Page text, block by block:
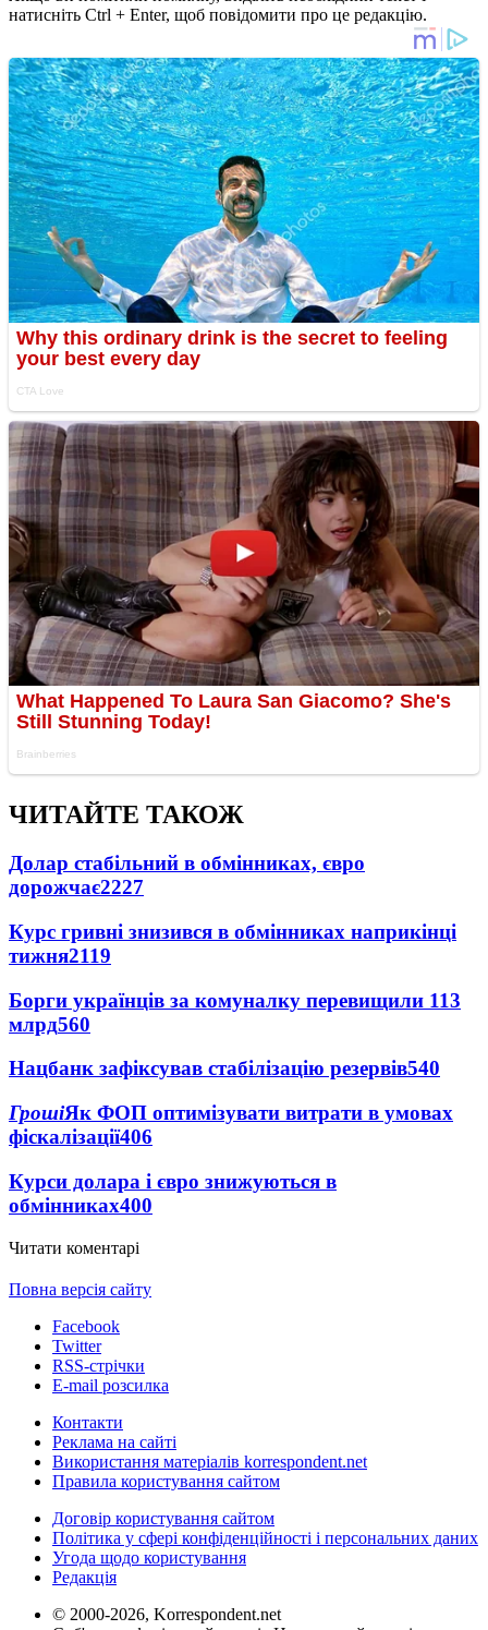
натисніть Ctrl + Enter, щоб повідомити про це редакцію.
ЧИТАЙТЕ ТАКОЖ
Долар стабільний в обмінниках, євро
дорожчає2227
Курс гривні знизився в обмінниках наприкінці
тижня2119
Борги українців за комуналку перевищили 113
млрд560
Нацбанк зафіксував стабілізацію резервів540
ГрошіЯк ФОП оптимізувати витрати в умовах
фіскалізації406
Курси долара і євро знижуються в
обмінниках400
Читати коментарі
Повна версія сайту
Facebook
Twitter
RSS-стрічки
E-mail розсилка
Контакти
Реклама на сайті
Використання матеріалів korrespondent.net
Правила користування сайтом
Договір користування сайтом
Політика у сфері конфіденційності і персональних даних
Угода щодо користування
Редакція
© 2000-2026, Korrespondent.net